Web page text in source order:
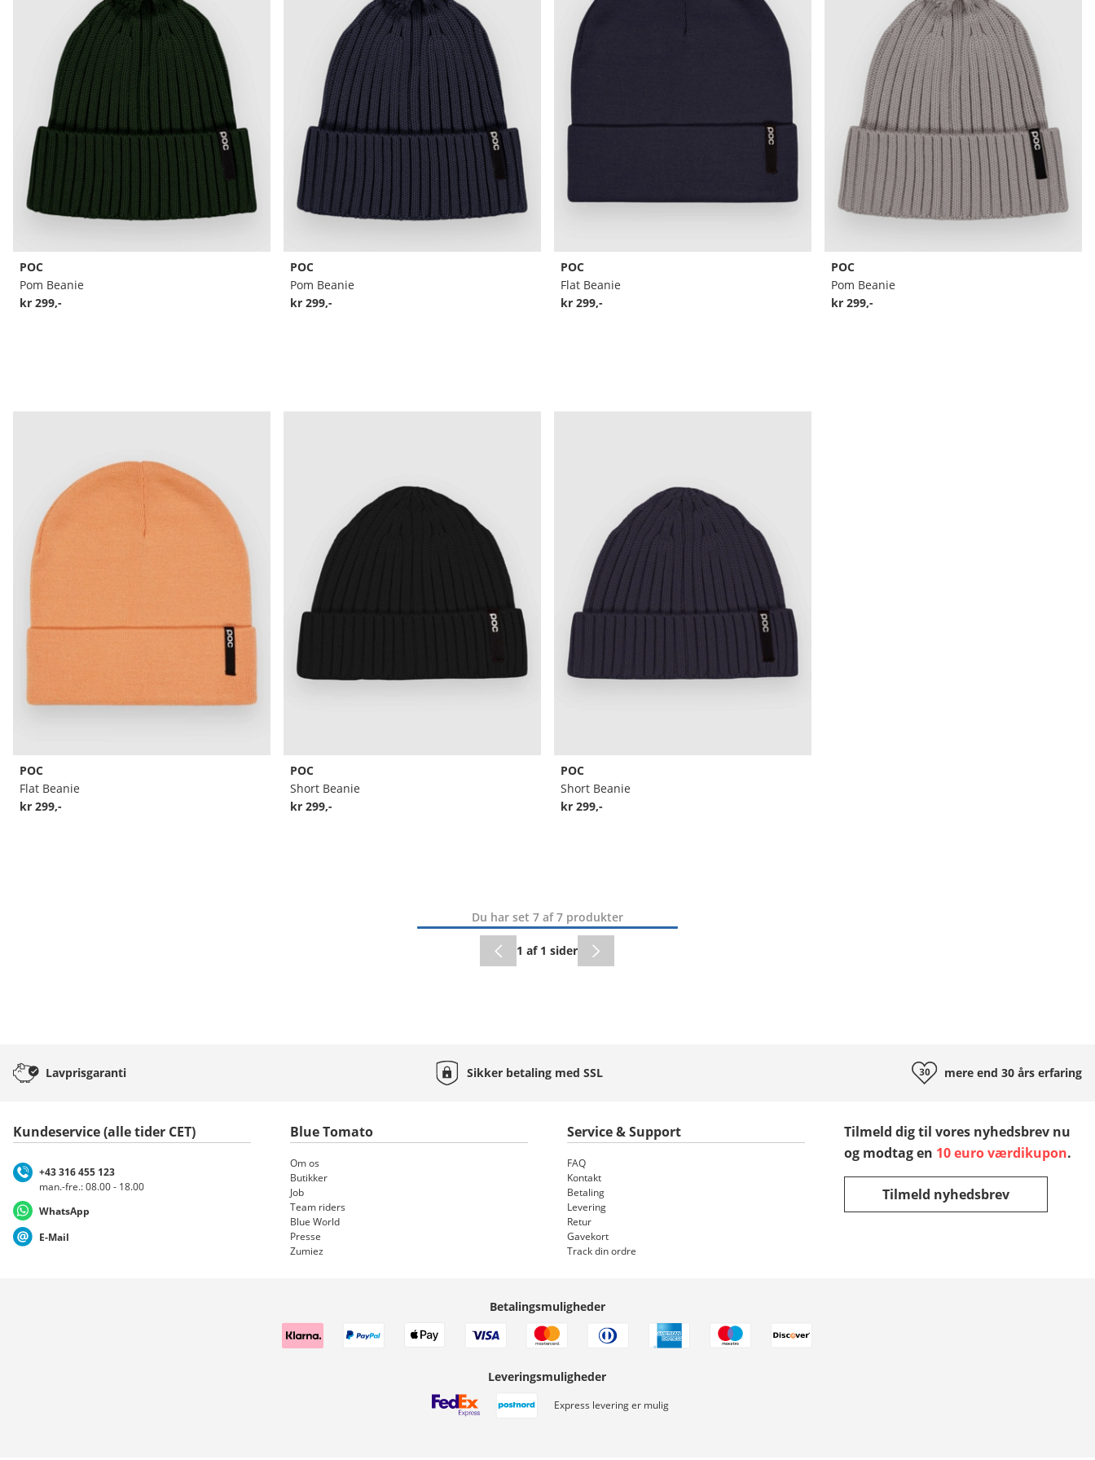
POC
Pom Beanie
kr 299,-
POC
Pom Beanie
kr 299,-
POC
Flat Beanie
kr 299,-
POC
Pom Beanie
kr 299,-
POC
Flat Beanie
kr 299,-
POC
Short Beanie
kr 299,-
POC
Short Beanie
kr 299,-
Du har set 7 af 7 produkter
1 af 1 sider
Lavprisgaranti Sikker betaling medSSL mere end 30 års erfaring
Kundeservice (alle tider CET)
+43 316 455 123
man.-fre.: 08.00 - 18.00
WhatsApp
E-Mail
Blue Tomato
Om os
Butikker
Job
Team riders
Blue World
Presse
Zumiez
Service & Support
FAQ
Kontakt
Betaling
Levering
Retur
Gavekort
Track din ordre
Tilmeld dig til vores nyhedsbrev nu
og modtag en 10 euro værdikupon.
Tilmeld nyhedsbrev
Betalingsmuligheder
Leveringsmuligheder
Express levering er mulig